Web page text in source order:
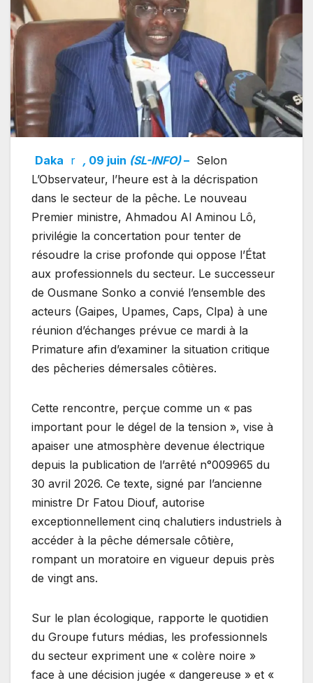
Daka r , 09 juin (SL-INFO)– Selon
L’Observateur, l’heure est à la décrispation
dans le secteur de la pêche. Le nouveau
Premier ministre, Ahmadou Al Aminou Lô,
privilégie la concertation pour tenter de
résoudre la crise profonde qui oppose l’État
aux professionnels du secteur. Le successeur
de Ousmane Sonko a convié l’ensemble des
acteurs (Gaipes, Upames, Caps, Clpa) à une
réunion d’échanges prévue ce mardi à la
Primature afin d’examiner la situation critique
des pêcheries démersales côtières.
Cette rencontre, perçue comme un « pas
important pour le dégel de la tension », vise à
apaiser une atmosphère devenue électrique
depuis la publication de l’arrêté n°009965 du
30 avril 2026. Ce texte, signé par l’ancienne
ministre Dr Fatou Diouf, autorise
exceptionnellement cinq chalutiers industriels à
accéder à la pêche démersale côtière,
rompant un moratoire en vigueur depuis près
de vingt ans.
Sur le plan écologique, rapporte le quotidien
du Groupe futurs médias, les professionnels
du secteur expriment une « colère noire »
face à une décision jugée « dangereuse » et «